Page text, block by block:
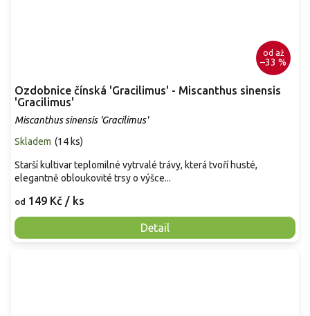
od až
–33 %
Ozdobnice čínská 'Gracilimus' - Miscanthus sinensis
'Gracilimus'
Miscanthus sinensis 'Gracilimus'
Skladem (14 ks)
od 149 Kč / ks
Detail
Starší kultivar teplomilné vytrvalé trávy, která tvoří husté,
elegantně obloukovité trsy o výšce...